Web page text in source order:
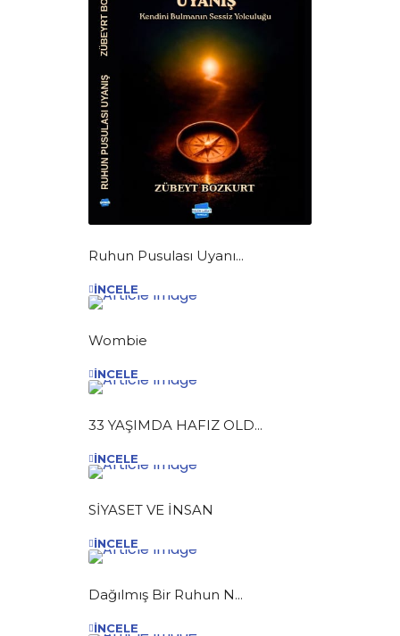
Ruhun Pusulası Uyanı...
İNCELE
Wombie
İNCELE
33 YAŞIMDA HAFIZ OLD...
İNCELE
SİYASET VE İNSAN
İNCELE
Dağılmış Bir Ruhun N...
İNCELE